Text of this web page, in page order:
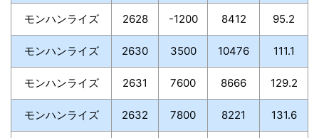
モンハンライズ 2628 -1200 8412 95.2
モンハンライズ 2630 3500 10476 111.1
モンハンライズ 2631 7600 8666 129.2
モンハンライズ 2632 7800 8221 131.6